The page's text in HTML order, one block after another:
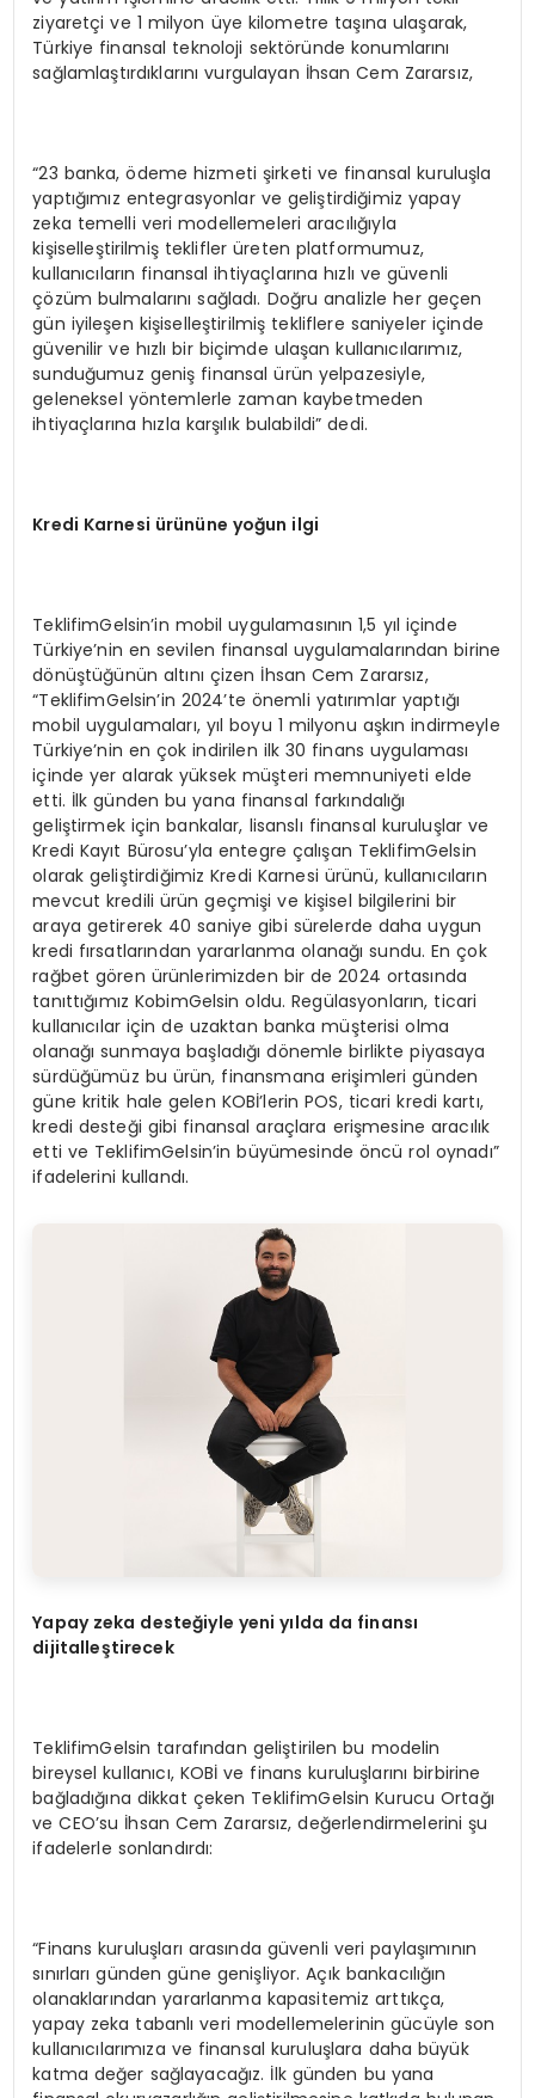
ziyaretçi ve 1 milyon üye kilometre taşına ulaşarak,
Türkiye finansal teknoloji sektöründe konumlarını
sağlamlaştırdıklarını vurgulayan İhsan Cem Zararsız,
“23 banka, ödeme hizmeti şirketi ve finansal kuruluşla
yaptığımız entegrasyonlar ve geliştirdiğimiz yapay
zeka temelli veri modellemeleri aracılığıyla
kişiselleştirilmiş teklifler üreten platformumuz,
kullanıcıların finansal ihtiyaçlarına hızlı ve güvenli
çözüm bulmalarını sağladı. Doğru analizle her geçen
gün iyileşen kişiselleştirilmiş tekliflere saniyeler içinde
güvenilir ve hızlı bir biçimde ulaşan kullanıcılarımız,
sunduğumuz geniş finansal ürün yelpazesiyle,
geleneksel yöntemlerle zaman kaybetmeden
ihtiyaçlarına hızla karşılık bulabildi” dedi.
Kredi Karnesi ürününe yoğun ilgi
TeklifimGelsin’in mobil uygulamasının 1,5 yıl içinde
Türkiye’nin en sevilen finansal uygulamalarından birine
dönüştüğünün altını çizen İhsan Cem Zararsız,
“TeklifimGelsin’in 2024’te önemli yatırımlar yaptığı
mobil uygulamaları, yıl boyu 1 milyonu aşkın indirmeyle
Türkiye’nin en çok indirilen ilk 30 finans uygulaması
içinde yer alarak yüksek müşteri memnuniyeti elde
etti. İlk günden bu yana finansal farkındalığı
geliştirmek için bankalar, lisanslı finansal kuruluşlar ve
Kredi Kayıt Bürosu’yla entegre çalışan TeklifimGelsin
olarak geliştirdiğimiz Kredi Karnesi ürünü, kullanıcıların
mevcut kredili ürün geçmişi ve kişisel bilgilerini bir
araya getirerek 40 saniye gibi sürelerde daha uygun
kredi fırsatlarından yararlanma olanağı sundu. En çok
rağbet gören ürünlerimizden bir de 2024 ortasında
tanıttığımız KobimGelsin oldu. Regülasyonların, ticari
kullanıcılar için de uzaktan banka müşterisi olma
olanağı sunmaya başladığı dönemle birlikte piyasaya
sürdüğümüz bu ürün, finansmana erişimleri günden
güne kritik hale gelen KOBİ’lerin POS, ticari kredi kartı,
kredi desteği gibi finansal araçlara erişmesine aracılık
etti ve TeklifimGelsin’in büyümesinde öncü rol oynadı”
ifadelerini kullandı.
Yapay zeka desteğiyle yeni yılda da finansı
dijitalleştirecek
TeklifimGelsin tarafından geliştirilen bu modelin
bireysel kullanıcı, KOBİ ve finans kuruluşlarını birbirine
bağladığına dikkat çeken TeklifimGelsin Kurucu Ortağı
ve CEO’su İhsan Cem Zararsız, değerlendirmelerini şu
ifadelerle sonlandırdı:
“Finans kuruluşları arasında güvenli veri paylaşımının
sınırları günden güne genişliyor. Açık bankacılığın
olanaklarından yararlanma kapasitemiz arttıkça,
yapay zeka tabanlı veri modellemelerinin gücüyle son
kullanıcılarımıza ve finansal kuruluşlara daha büyük
katma değer sağlayacağız. İlk günden bu yana